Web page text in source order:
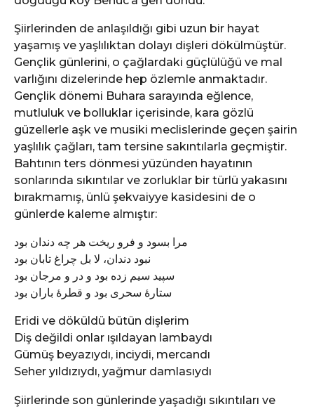
Şiirlerinden de anlaşıldığı gibi uzun bir hayat
yaşamış ve yaşlılıktan dolayı dişleri dökülmüştür.
Gençlik günlerini, o çağlardaki güçlülüğü ve mal
varlığını dizelerinde hep özlemle anmaktadır.
Gençlik dönemi Buhara sarayında eğlence,
mutluluk ve bolluklar içerisinde, kara gözlü
güzellerle aşk ve musiki meclislerinde geçen şairin
yaşlılık çağları, tam tersine sakıntılarla geçmiştir.
Bahtının ters dönmesi yüzünden hayatının
sonlarında sıkıntılar ve zorluklar bir türlü yakasını
bırakmamış, ünlü şekvaiyye kasidesini de o
günlerde kaleme almıştır:
مرا بسود و فرو ریخت هر چه دندان بود
نبود دندان، لا بل چراغ تابان بود
سپید سیم زده بود و در و مرجان بود
ستارۀ سحری بود و قطرۀ باران بود
Eridi ve döküldü bütün dişlerim
Diş değildi onlar ışıldayan lambaydı
Gümüş beyazıydı, inciydi, mercandı
Seher yıldızıydı, yağmur damlasıydı
Şiirlerinde son günlerinde yaşadığı sıkıntıları ve